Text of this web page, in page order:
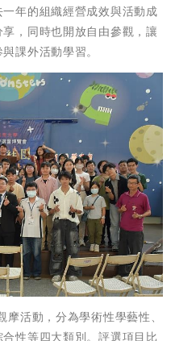
年的組織經營成效與活動成
，同時也開放自由參觀，讓
課外活動學習。
活動，分為學術性學藝性、
性等四大類別。評選項目比